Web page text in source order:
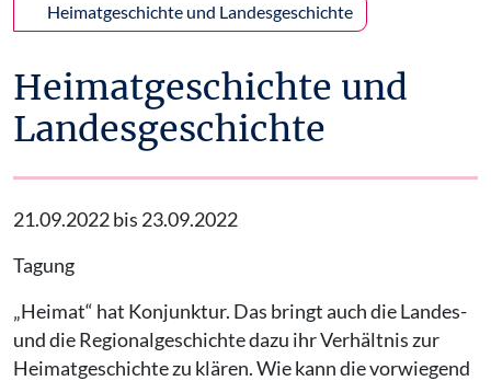
Heimatgeschichte und Landesgeschichte
Heimatgeschichte und
Landesgeschichte
21.09.2022 bis 23.09.2022
Tagung
„Heimat“ hat Konjunktur. Das bringt auch die Landes-
und die Regionalgeschichte dazu ihr Verhältnis zur
Heimatgeschichte zu klären. Wie kann die vorwiegend